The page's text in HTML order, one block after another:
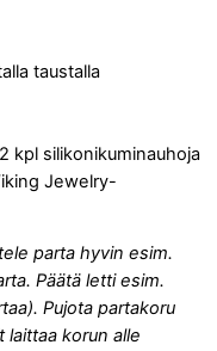
taustalla
kpl silikonikuminauhoja
Jewelry-
parta hyvin esim.
Päätä letti esim.
Pujota partakoru
korun alle